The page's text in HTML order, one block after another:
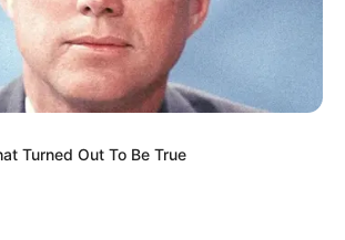
Turned Out To Be True